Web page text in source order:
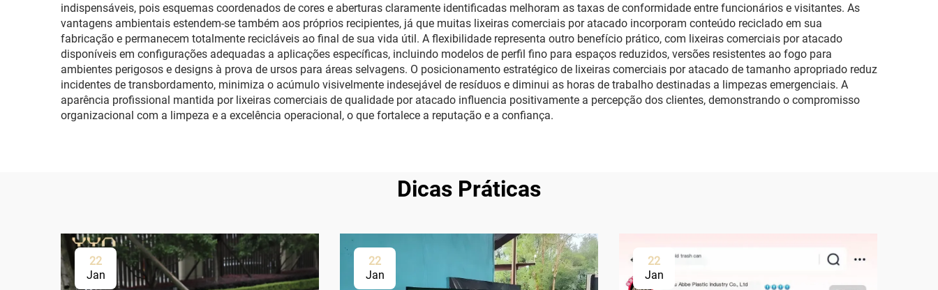
indispensáveis, pois esquemas coordenados de cores e aberturas claramente identificadas melhoram as taxas de conformidade entre funcionários e visitantes. As
vantagens ambientais estendem-se também aos próprios recipientes, já que muitas lixeiras comerciais por atacado incorporam conteúdo reciclado em sua
fabricação e permanecem totalmente recicláveis ao final de sua vida útil. A flexibilidade representa outro benefício prático, com lixeiras comerciais por atacado
disponíveis em configurações adequadas a aplicações específicas, incluindo modelos de perfil fino para espaços reduzidos, versões resistentes ao fogo para
ambientes perigosos e designs à prova de ursos para áreas selvagens. O posicionamento estratégico de lixeiras comerciais por atacado de tamanho apropriado reduz
incidentes de transbordamento, minimiza o acúmulo visivelmente indesejável de resíduos e diminui as horas de trabalho destinadas a limpezas emergenciais. A
aparência profissional mantida por lixeiras comerciais de qualidade por atacado influencia positivamente a percepção dos clientes, demonstrando o compromisso
organizacional com a limpeza e a excelência operacional, o que fortalece a reputação e a confiança.
Dicas Práticas
22
Jan
22
Jan
22
Jan